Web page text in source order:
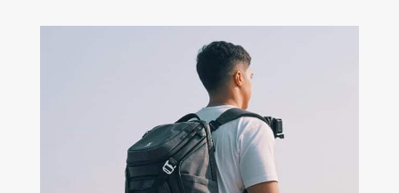
fermetures éclair
étanches.De plus,
nous vous
fournissons
également une
housse de pluie.